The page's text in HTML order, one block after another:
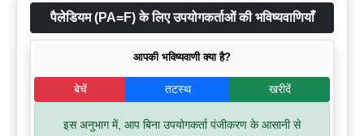
पैलेडियम (PA=F) के लिए उपयोगकर्ताओं की भविष्यवाणियाँ
आपकी भविष्यवाणी क्या है?
बेचें तटस्थ खरीदें
इस अनुभाग में, आप बिना उपयोगकर्ता पंजीकरण के आसानी से